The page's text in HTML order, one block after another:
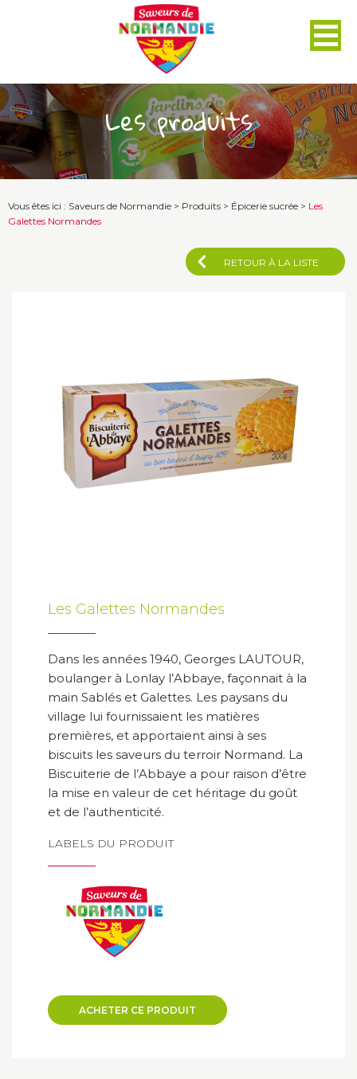
Les produits
Vous êtes ici : Saveurs de Normandie > Produits > Épicerie sucrée > Les
Galettes Normandes
RETOUR À LA LISTE
Les Galettes Normandes
Dans les années 1940, Georges LAUTOUR,
boulanger à Lonlay l’Abbaye, façonnait à la
main Sablés et Galettes. Les paysans du
village lui fournissaient les matières
premières, et apportaient ainsi à ses
biscuits les saveurs du terroir Normand. La
Biscuiterie de l’Abbaye a pour raison d’être
la mise en valeur de cet héritage du goût
et de l’authenticité.
LABELS DU PRODUIT
ACHETER CE PRODUIT
Panneau de gestion des cookies